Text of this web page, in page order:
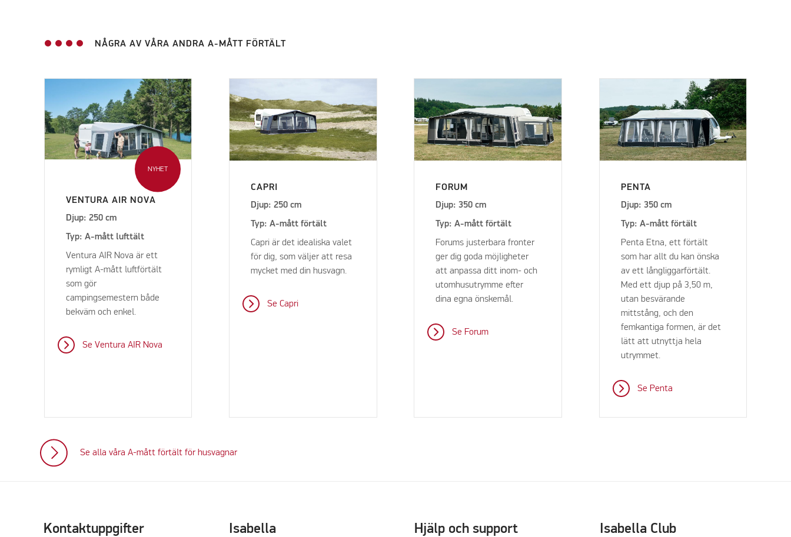
NÅGRA AV VÅRA ANDRA A-MÅTT FÖRTÄLT
NYHET
VENTURA AIR NOVA
Djup: 250 cm
Typ: A-mått lufttält
Ventura AIR Nova är ett
rymligt A-mått luftförtält
som gör
campingsemestern både
bekväm och enkel.
Se Ventura AIR Nova
CAPRI
Djup: 250 cm
Typ: A-mått förtält
Capri är det idealiska valet
för dig, som väljer att resa
mycket med din husvagn.
Se Capri
FORUM
Djup: 350 cm
Typ: A-mått förtält
Forums justerbara fronter
ger dig goda möjligheter
att anpassa ditt inom- och
utomhusutrymme efter
dina egna önskemål.
Se Forum
PENTA
Djup: 350 cm
Typ: A-mått förtält
Penta Etna, ett förtält
som har allt du kan önska
av ett långliggarförtält.
Med ett djup på 3,50 m,
utan besvärande
mittstång, och den
femkantiga formen, är det
lätt att utnyttja hela
utrymmet.
Se Penta
Se alla våra A-mått förtält för husvagnar
Kontaktuppgifter Isabella Hjälp och support Isabella Club